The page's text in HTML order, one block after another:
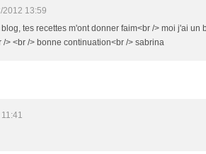
2012 13:59
tes recettes m'ont donner faim<br /> moi j'ai un
/> <br /> bonne continuation<br /> sabrina